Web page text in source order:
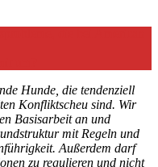
Hunde, die tendenziell
Konfliktscheu sind. Wir
Basisarbeit an und
mit Regeln und
Außerdem darf
zu regulieren und nicht